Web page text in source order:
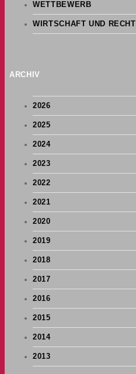
WETTBEWERB
WIRTSCHAFT UND RECHT
ARCHIV
2026
2025
2024
2023
2022
2021
2020
2019
2018
2017
2016
2015
2014
2013